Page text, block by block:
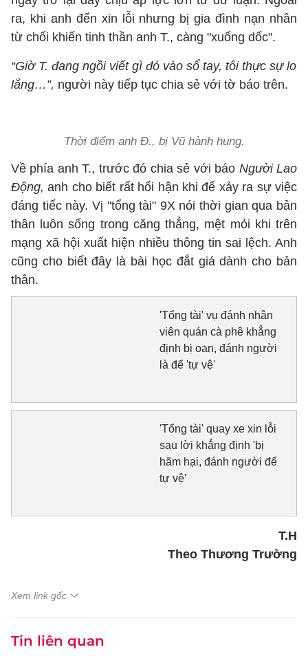
ra, khi anh đến xin lỗi nhưng bị gia đình nạn nhân
từ chối khiến tinh thần anh T., càng "xuống dốc".
“Giờ T. đang ngồi viết gì đó vào sổ tay, tôi thực sự lo
lắng…”, người này tiếp tục chia sẻ với tờ báo trên.
Thời điểm anh Đ., bị Vũ hành hung.
Về phía anh T., trước đó chia sẻ với báo Người Lao
Động, anh cho biết rất hối hận khi để xảy ra sự việc
đáng tiếc này. Vị "tổng tài" 9X nói thời gian qua bản
thân luôn sống trong căng thẳng, mệt mỏi khi trên
mạng xã hội xuất hiện nhiều thông tin sai lệch. Anh
cũng cho biết đây là bài học đắt giá dành cho bản
thân.
'Tổng tài' vụ đánh nhân
viên quán cà phê khẳng
định bị oan, đánh người
là để 'tự vệ'
'Tổng tài' quay xe xin lỗi
sau lời khẳng định 'bị
hãm hại, đánh người để
tự vệ'
T.H
Theo Thương Trường
Xem link gốc
Tin liên quan